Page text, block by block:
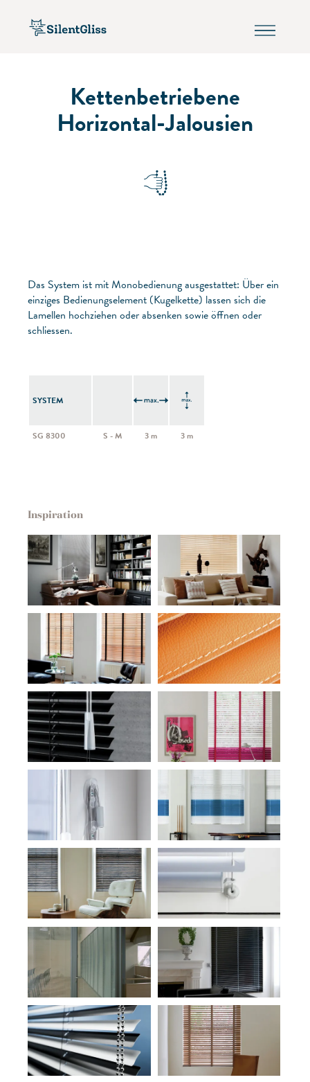
Kettenbetriebene
Horizontal-Jalousien
Das System ist mit Monobedienung ausgestattet: Über ein
einziges Bedienungselement (Kugelkette) lassen sich die
Lamellen hochziehen oder absenken sowie öffnen oder
schliessen.
SYSTEM
SG 8300 S - M 3 m 3 m
Inspiration